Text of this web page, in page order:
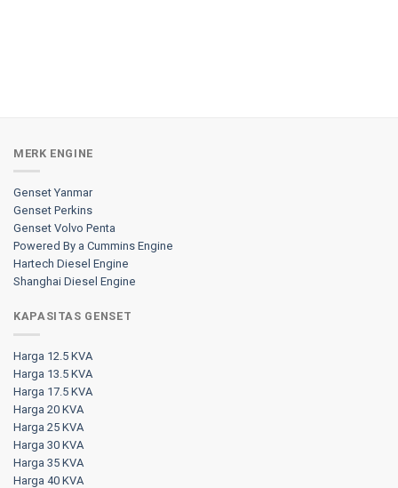
MERK ENGINE
Genset Yanmar
Genset Perkins
Genset Volvo Penta
Powered By a Cummins Engine
Hartech Diesel Engine
Shanghai Diesel Engine
KAPASITAS GENSET
Harga 12.5 KVA
Harga 13.5 KVA
Harga 17.5 KVA
Harga 20 KVA
Harga 25 KVA
Harga 30 KVA
Harga 35 KVA
Harga 40 KVA